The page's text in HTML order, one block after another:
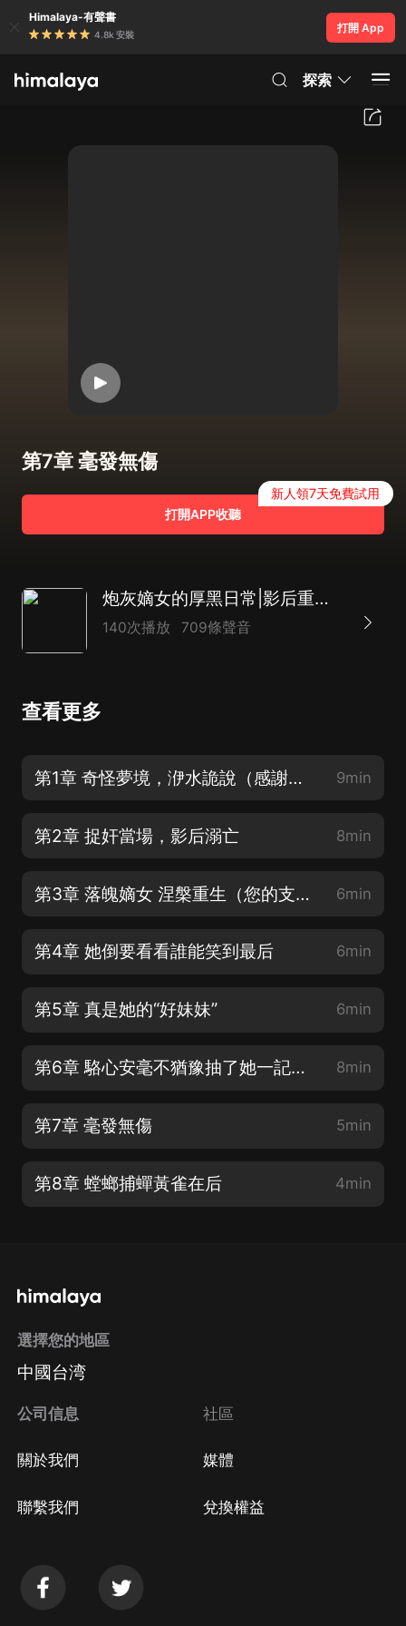
Himalaya-有聲書
4.8k 安裝
打開 App
探索
第7章 毫發無傷
打開APP收聽
新人領7天免費試用
炮灰嫡女的厚黑日常|影后重生|后院宅鬥|AI多播
140次播放 709條聲音
查看更多
第1章 奇怪夢境，洢水詭說（感謝您的關注和訂閱） 9min
第2章 捉奸當場，影后溺亡 8min
第3章 落魄嫡女 涅槃重生（您的支持是制作人最大的鼓勵） 6min
第4章 她倒要看看誰能笑到最后 6min
第5章 真是她的“好妹妹” 6min
第6章 駱心安毫不猶豫抽了她一記耳光 8min
第7章 毫發無傷 5min
第8章 螳螂捕蟬黃雀在后 4min
選擇您的地區
中國台湾
公司信息
關於我們
聯繫我們
社區
媒體
兌換權益